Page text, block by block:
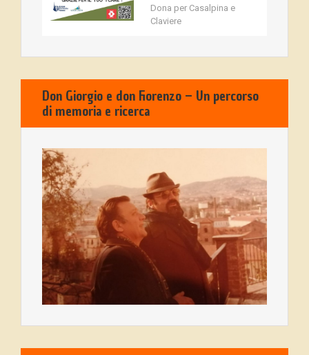
Dona per Casalpina e
Claviere
Don Giorgio e don Fiorenzo – Un percorso
di memoria e ricerca